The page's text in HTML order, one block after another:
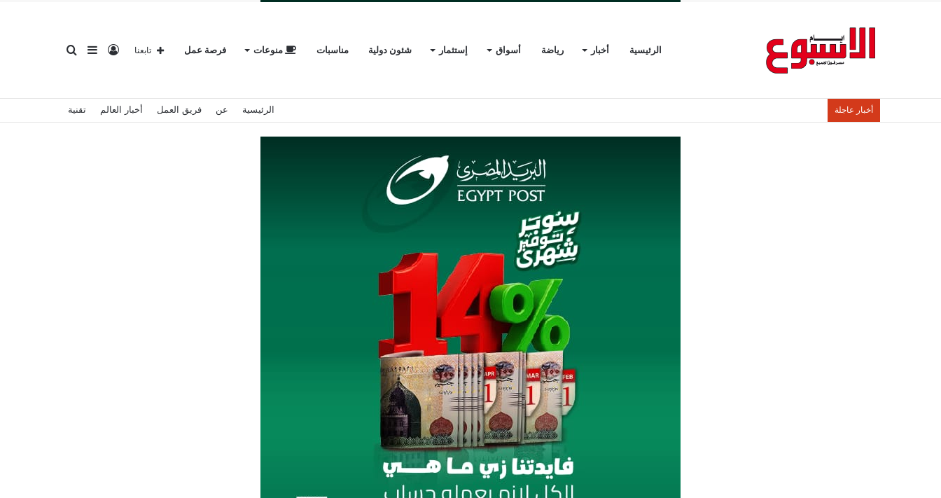
الرئيسية أخبار رياضة أسواق إستثمار شئون دولية مناسبات منوعات فرصة عمل بحثإضافةتسجيل تابعنا
أخبار عاجلة الرئيسية عن فريق العمل أخبار العالم تقنية